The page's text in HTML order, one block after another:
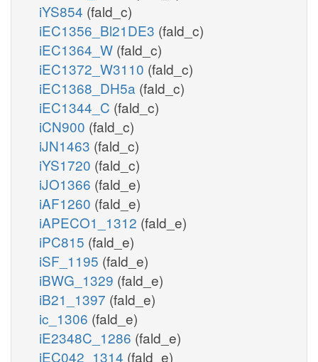
iYS854 (fald_c)
iEC1356_Bl21DE3 (fald_c)
iEC1364_W (fald_c)
iEC1372_W3110 (fald_c)
iEC1368_DH5a (fald_c)
iEC1344_C (fald_c)
iCN900 (fald_c)
iJN1463 (fald_c)
iYS1720 (fald_c)
iJO1366 (fald_e)
iAF1260 (fald_e)
iAPECO1_1312 (fald_e)
iPC815 (fald_e)
iSF_1195 (fald_e)
iBWG_1329 (fald_e)
iB21_1397 (fald_e)
ic_1306 (fald_e)
iE2348C_1286 (fald_e)
iEC042_1314 (fald_e)